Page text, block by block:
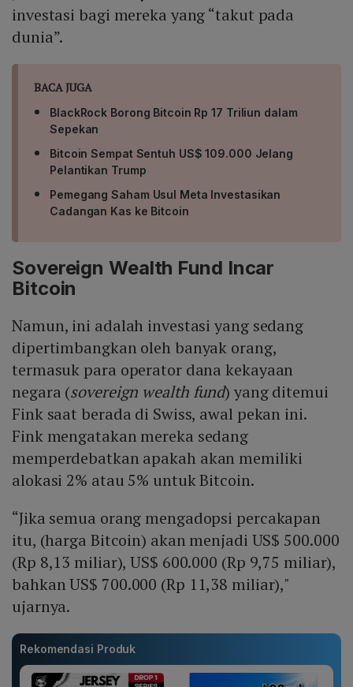
investasi bagi mereka yang “takut pada
dunia”.
BACA JUGA
BlackRock Borong Bitcoin Rp 17 Triliun dalam
Sepekan
Bitcoin Sempat Sentuh US$ 109.000 Jelang
Pelantikan Trump
Pemegang Saham Usul Meta Investasikan
Cadangan Kas ke Bitcoin
Sovereign Wealth Fund Incar
Bitcoin
Namun, ini adalah investasi yang sedang
dipertimbangkan oleh banyak orang,
termasuk para operator dana kekayaan
negara (sovereign wealth fund) yang ditemui
Fink saat berada di Swiss, awal pekan ini.
Fink mengatakan mereka sedang
memperdebatkan apakah akan memiliki
alokasi 2% atau 5% untuk Bitcoin.
“Jika semua orang mengadopsi percakapan
itu, (harga Bitcoin) akan menjadi US$ 500.000
(Rp 8,13 miliar), US$ 600.000 (Rp 9,75 miliar),
bahkan US$ 700.000 (Rp 11,38 miliar),"
ujarnya.
Rekomendasi Produk